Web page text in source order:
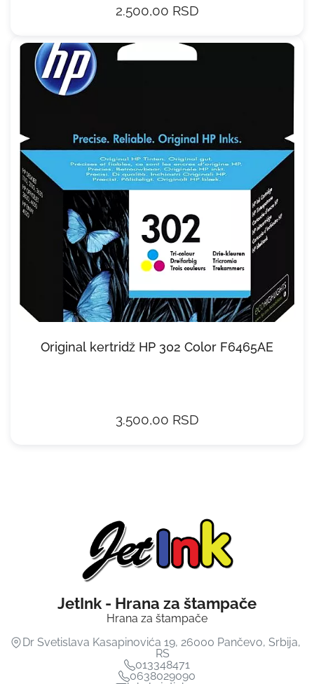
2.500,00 RSD
Original kertridž HP 302 Color F6465AE
3.500,00 RSD
JetInk - Hrana za štampače
Hrana za štampače
Dr Svetislava Kasapinovića 19, 26000 Pančevo, Srbija,
RS
013348471
0638029090